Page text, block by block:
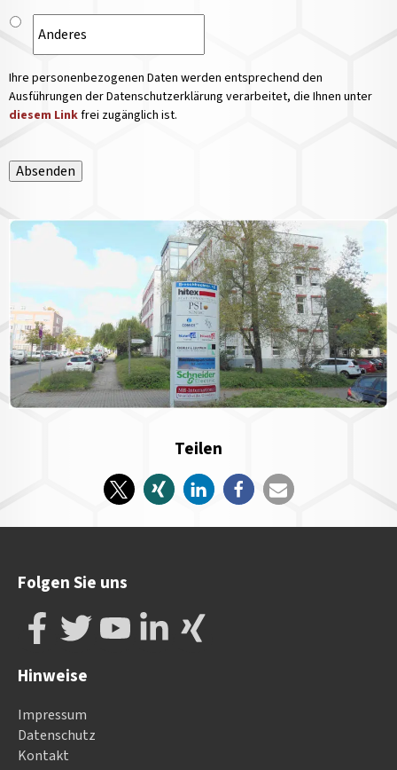
Ihre personenbezogenen Daten werden entsprechend den
Ausführungen der Datenschutzerklärung verarbeitet, die Ihnen unter
diesem Linkfrei zugänglich ist.
Absenden
Teilen
Folgen Sie uns
Hinweise
Impressum
Datenschutz
Kontakt